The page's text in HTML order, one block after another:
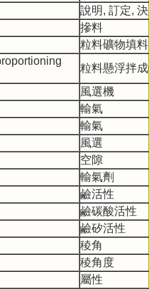
說明, 訂定,
摻料
粒料礦物填料
粒料懸浮拌
風選機
輸氣
輸氣
風選
空隙
輸氣劑
鹼活性
鹼碳酸活性
鹼矽活性
稜角
稜角度
屬性